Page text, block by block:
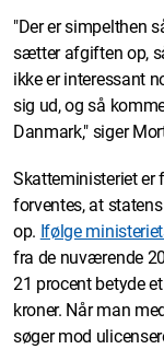
"Der er simpelthen
sætter afgiften op,
ikke er interessant
sig ud, og så
Danmark," siger
Skatteministeriet er
forventes, at
op. Ifølge
fra de nuværende
21 procent betyde
kroner. Når man
søger mod